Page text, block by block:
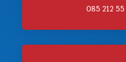
085 212